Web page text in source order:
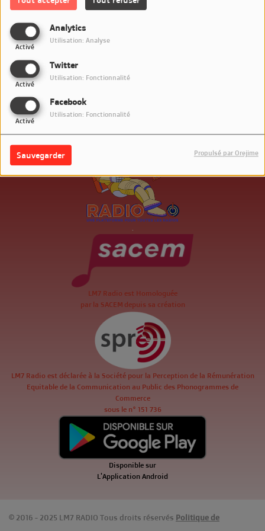
Analytics
Activé
Utilisation: Analyse
Twitter
Activé
Utilisation: Fonctionnalité
Facebook
Activé
Utilisation: Fonctionnalité
Sauvegarder Propulsé par Orejime
Connectez-vous pour commenter cet article
SE CONNECTER
.
LM7 Radio est Homologuée
par la SACEM depuis sa création
LM7 Radio est déclarée à la Société pour la Perception de la Rémunération
Equitable de la Communication au Public des Phonogrammes de
Commerce
sous le n° 151 736
Disponible sur
L'Application Android
© 2016 - 2025 LM7 RADIO Tous droits réservés Politique de